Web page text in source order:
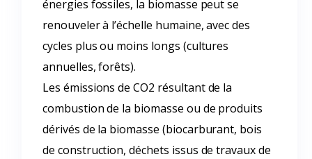
énergies fossiles, la biomasse peut se
renouveler à l’échelle humaine, avec des
cycles plus ou moins longs (cultures
annuelles, forêts).
Les émissions de CO2 résultant de la
combustion de la biomasse ou de produits
dérivés de la biomasse (biocarburant, bois
de construction, déchets issus de travaux de